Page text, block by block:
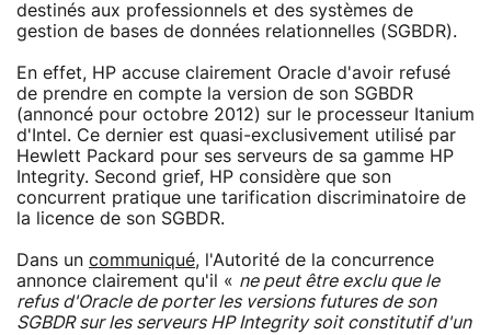
destinés aux professionnels et des systèmes de
gestion de bases de données relationnelles (SGBDR).
En effet, HP accuse clairement Oracle d'avoir refusé
de prendre en compte la version de son SGBDR
(annoncé pour octobre 2012) sur le processeur Itanium
d'Intel. Ce dernier est quasi-exclusivement utilisé par
Hewlett Packard pour ses serveurs de sa gamme HP
Integrity. Second grief, HP considère que son
concurrent pratique une tarification discriminatoire de
la licence de son SGBDR.
Dans un communiqué, l'Autorité de la concurrence
annonce clairement qu'il « ne peut être exclu que le
refus d'Oracle de porter les versions futures de son
SGBDR sur les serveurs HP Integrity soit constitutif d'un